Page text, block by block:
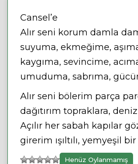
Cansel’e
Alır seni korum damla
suyuma, ekmeğime,
kaygıma, sevincime,
umuduma, sabrıma,
Alır seni bölerim parça
dağıtırım topraklara,
Açılır her sabah kapılar
girerim ışıltılı, yemyeşil
Henüz Oylanmamış